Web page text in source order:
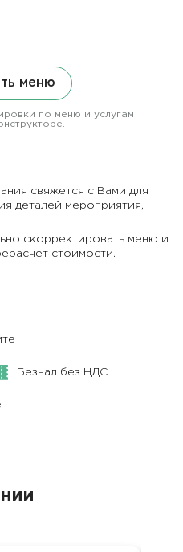
меню
по меню и услугам
свяжется с Вами для
деталей мероприятия,
скорректировать меню и
стоимости.
Безнал без НДС